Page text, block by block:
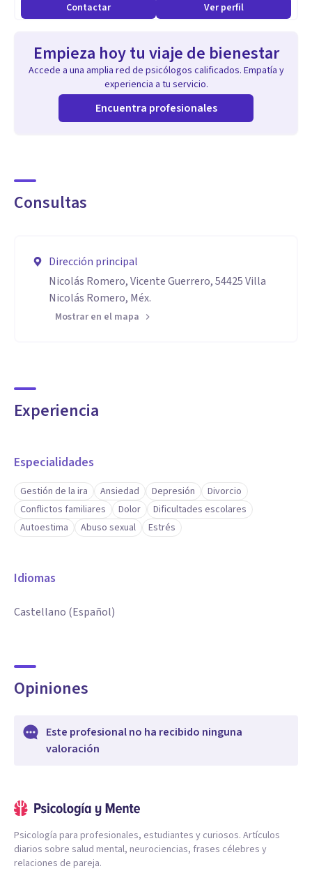
Contactar Ver perfil
Empieza hoy tu viaje de bienestar
Accede a una amplia red de psicólogos calificados. Empatía y
experiencia a tu servicio.
Encuentra profesionales
Consultas
Dirección principal
Nicolás Romero, Vicente Guerrero, 54425 Villa
Nicolás Romero, Méx.
Mostrar en el mapa
Experiencia
Especialidades
Gestión de la ira Ansiedad Depresión
Divorcio
Conflictos familiares
Dolor
Dificultades escolares
Autoestima
Abuso sexual Estrés
Idiomas
Castellano (Español)
Opiniones
Este profesional no ha recibido ninguna
valoración
Psicología para profesionales, estudiantes y curiosos. Artículos
diarios sobre salud mental, neurociencias, frases célebres y
relaciones de pareja.